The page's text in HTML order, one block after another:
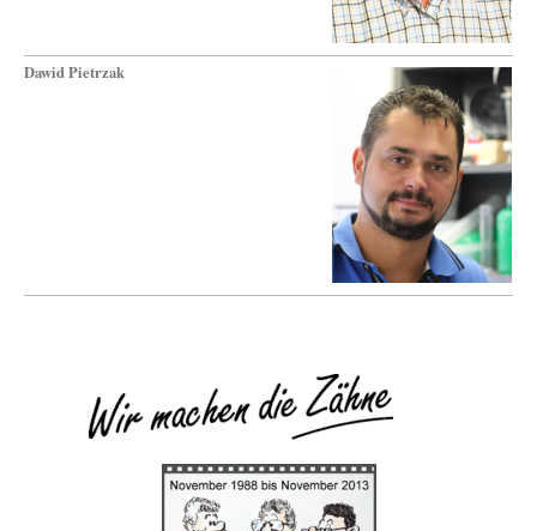
Dawid Pietrzak